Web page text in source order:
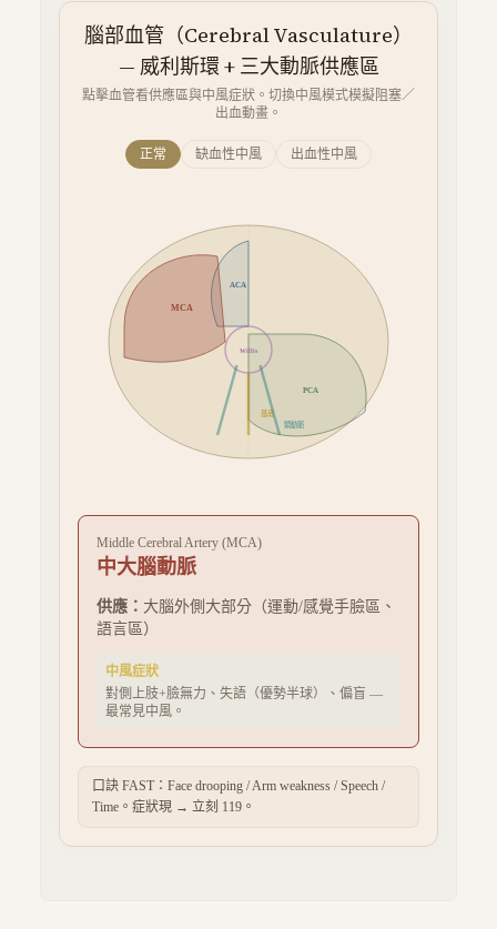
腦部血管（Cerebral Vasculature）
— 威利斯環 + 三大動脈供應區
點擊血管看供應區與中風症狀。切換中風模式模擬阻塞／
出血動畫。
正常 缺血性中風 出血性中風
ACA
MCA
PCA
Willis
基底
頸動脈
Middle Cerebral Artery (MCA)
中大腦動脈
供應： 大腦外側大部分（運動/感覺手臉區、
語言區）
中風症狀
對側上肢+臉無力、失語（優勢半球）、偏盲 —
最常見中風。
口訣 FAST：Face drooping / Arm weakness / Speech /
Time。症狀現 → 立刻 119。